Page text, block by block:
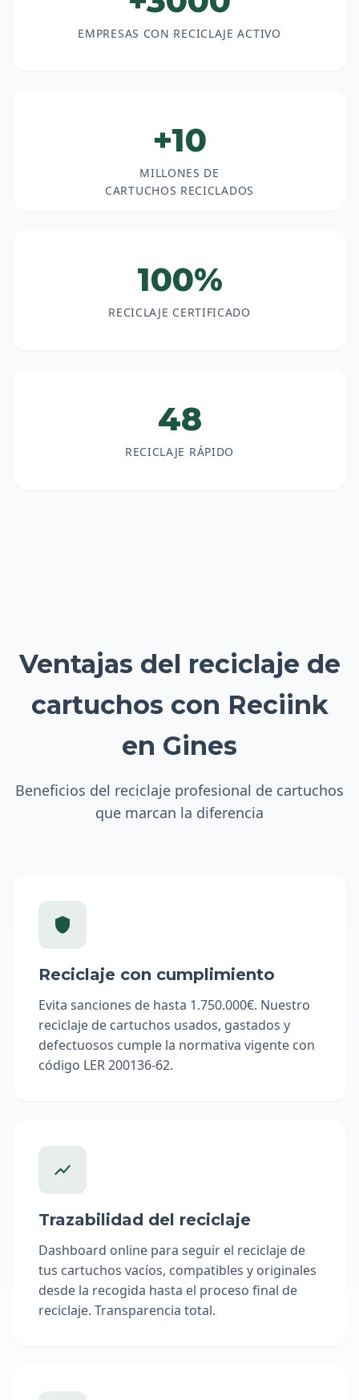
EMPRESAS CON RECICLAJE ACTIVO
+10
MILLONES DE
CARTUCHOS RECICLADOS
100%
RECICLAJE CERTIFICADO
48
RECICLAJE RÁPIDO
Ventajas del reciclaje de
cartuchos con Reciink
en Gines
Beneficios del reciclaje profesional de cartuchos
que marcan la diferencia
Reciclaje con cumplimiento
Evita sanciones de hasta 1.750.000€. Nuestro
reciclaje de cartuchos usados, gastados y
defectuosos cumple la normativa vigente con
código LER 200136-62.
Trazabilidad del reciclaje
Dashboard online para seguir el reciclaje de
tus cartuchos vacíos, compatibles y originales
desde la recogida hasta el proceso final de
reciclaje. Transparencia total.